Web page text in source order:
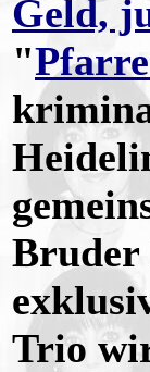
Geld,
"
Bruder
Trio